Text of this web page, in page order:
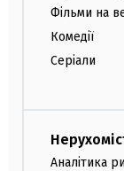
Фільми на
Комедії
Серіали
Аналітика